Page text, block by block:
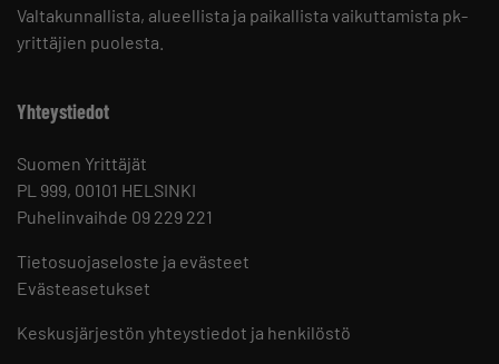
Valtakunnallista, alueellista ja paikallista vaikuttamista pk-
yrittäjien puolesta.
Yhteystiedot
Suomen Yrittäjät
PL 999, 00101 HELSINKI
Puhelinvaihde 09 229 221
Tietosuojaseloste ja evästeet
Evästeasetukset
Keskusjärjestön yhteystiedot ja henkilöstö